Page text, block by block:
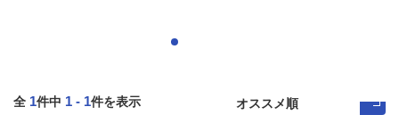
全 1件中 1 - 1件を表示